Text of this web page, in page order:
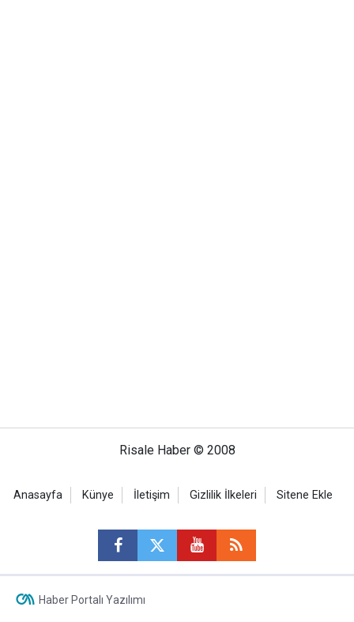
Risale Haber © 2008
Anasayfa Künye İletişim Gizlilik İlkeleri Sitene Ekle
Haber Portalı Yazılımı